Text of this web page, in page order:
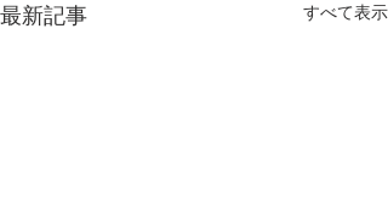
最新記事 すべて表示